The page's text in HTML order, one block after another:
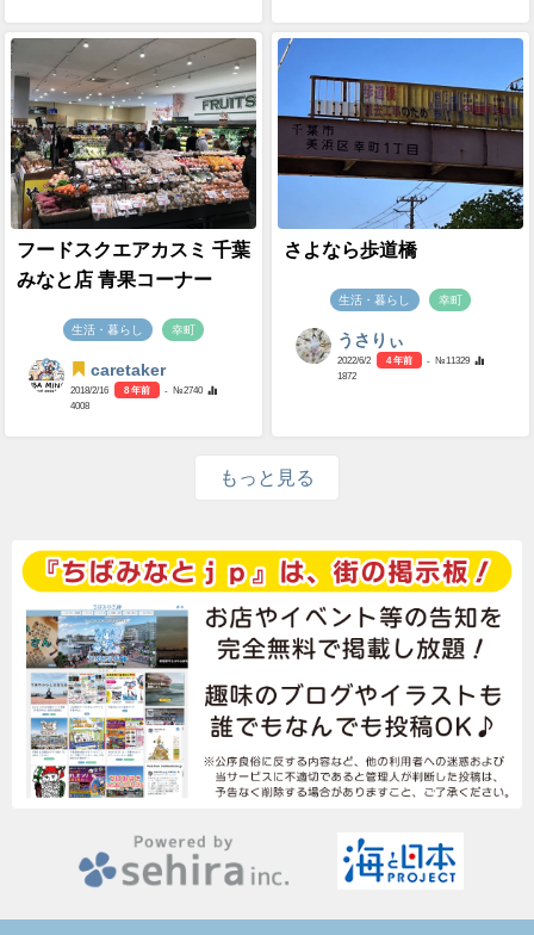
フードスクエアカスミ 千葉
みなと店 青果コーナー
生活・暮らし 幸町
caretaker
2018/2/16 8 年前
- №2740
4008
さよなら歩道橋
生活・暮らし 幸町
うさりぃ
2022/6/2 4 年前
- №11329
1872
もっと見る